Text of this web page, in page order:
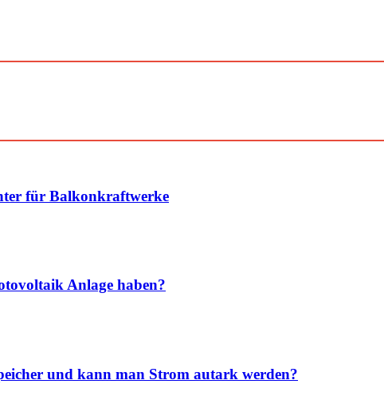
für Balkonkraftwerke
Anlage haben?
und kann man Strom autark werden?